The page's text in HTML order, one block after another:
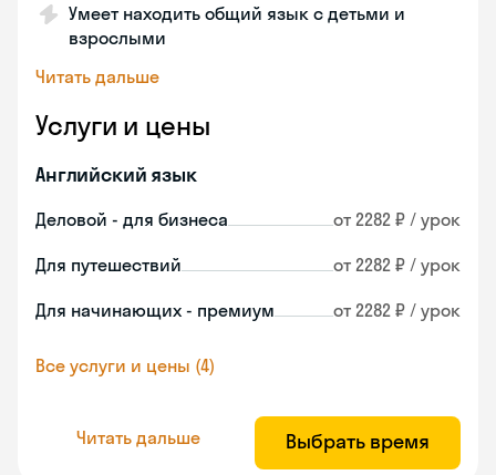
Умеет находить общий язык с детьми и
взрослыми
Читать дальше
Услуги и цены
Английский язык
Деловой - для бизнеса от 2282 ₽ / урок
Для путешествий от 2282 ₽ / урок
Для начинающих - премиум от 2282 ₽ / урок
Все услуги и цены (4)
Читать дальше Выбрать время